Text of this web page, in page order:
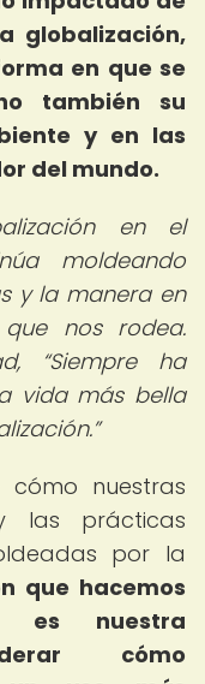
globalización,
en que se
también su
y en las
del mundo.
en el
moldeando
y la manera en
nos rodea.
Siempre ha
vida más bella
cómo nuestras
las prácticas
por la
que hacemos
es nuestra
cómo